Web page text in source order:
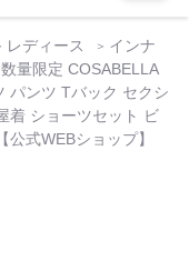
レディース
インナ
量限定 COSABELLA
パンツ Tバック セクシ
着 ショーツセット ビ
式WEBショップ】